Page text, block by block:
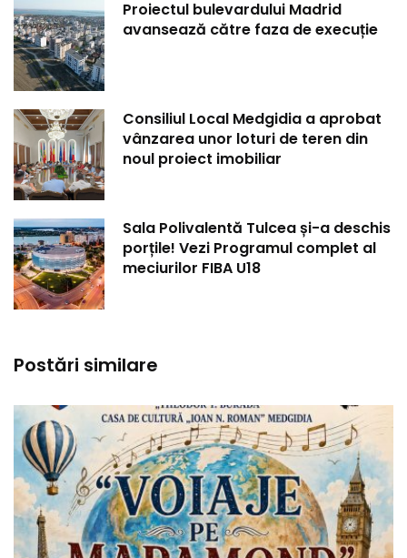
Proiectul bulevardului Madrid
avansează către faza de execuție
Consiliul Local Medgidia a aprobat
vânzarea unor loturi de teren din
noul proiect imobiliar
Sala Polivalentă Tulcea și-a deschis
porțile! Vezi Programul complet al
meciurilor FIBA U18
Postări similare